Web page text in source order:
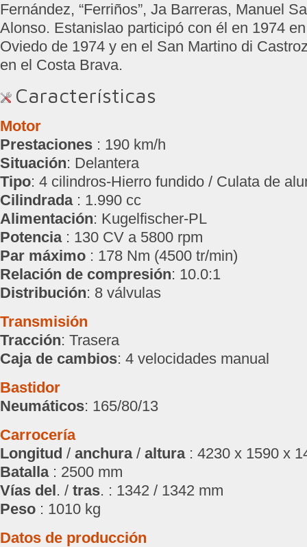
Fernández, “Ferriños”, Ja Barreras, Manuel
Alonso. Estanislao participó con él en 1974
Oviedo de 1974 y en el San Martino di
en el Costa Brava.
Características
Motor
Prestaciones : 190 km/h
Situación: Delantera
Tipo: 4 cilindros-Hierro fundido / Culata de
Cilindrada: 1.990 cc
Alimentación: Kugelfischer-PL
Potencia: 130 CV a 5800 rpm
Par máximo : 178 Nm (4500 tr/min)
Relación de compresión: 10.0:1
Distribución: 8 válvulas
Transmisión
Tracción: Trasera
Caja de cambios: 4 velocidades manual
Bastidor
Neumáticos: 165/80/13
Carrocería
Longitud / anchura/ altura: 4230 x 1590 x
Batalla: 2500 mm
Vías del. / tras. : 1342 / 1342 mm
Peso : 1010 kg
Datos de producción